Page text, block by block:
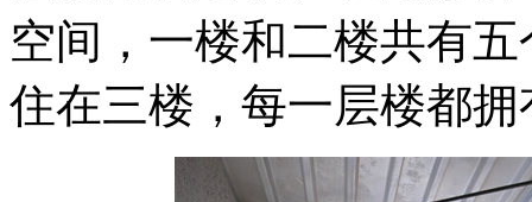
空间，一楼和二楼共有
住在三楼，每一层楼都